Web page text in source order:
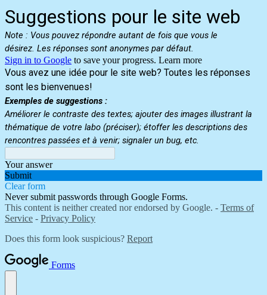
Suggestions pour le site web
Note : Vous pouvez répondre autant de fois que vous le
désirez. Les réponses sont anonymes par défaut.
Sign in to Google to save your progress. Learn more
Vous avez une idée pour le site web? Toutes les réponses
sont les bienvenues!
Exemples de suggestions :
Améliorer le contraste des textes; ajouter des images illustrant la
thématique de votre labo (préciser); étoffer les descriptions des
rencontres passées et à venir; signaler un bug, etc.
Your answer
Submit
Clear form
Never submit passwords through Google Forms.
This content is neither created nor endorsed by Google. - Terms of
Service - Privacy Policy
Does this form look suspicious? Report
Forms